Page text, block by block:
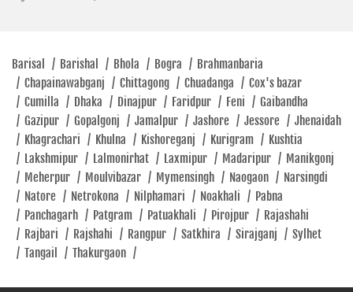
Click To Call
Open At 10:00 AM
SHOWROOM
Hero Motocorp
Opposite Of Tangail High Road Bypass Road Kaliakoir, Gazipur
1750
Barisal / Barishal / Bhola / Bogra / Brahmanbaria
/ Chapainawabganj / Chittagong / Chuadanga / Cox's bazar
/ Cumilla / Dhaka / Dinajpur / Faridpur / Feni / Gaibandha
/ Gazipur / Gopalgonj / Jamalpur / Jashore / Jessore / Jhenaidah
/ Khagrachari / Khulna / Kishoreganj / Kurigram / Kushtia
/ Lakshmipur / Lalmonirhat / Laxmipur / Madaripur / Manikgonj
/ Meherpur / Moulvibazar / Mymensingh / Naogaon / Narsingdi
/ Natore / Netrokona / Nilphamari / Noakhali / Pabna
/ Panchagarh / Patgram / Patuakhali / Pirojpur / Rajashahi
/ Rajbari / Rajshahi / Rangpur / Satkhira / Sirajganj / Sylhet
/ Tangail / Thakurgaon /